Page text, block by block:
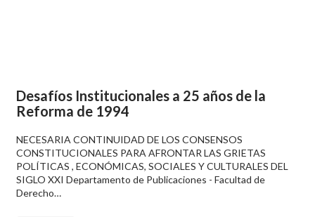
Desafíos Institucionales a 25 años de la
Reforma de 1994
NECESARIA CONTINUIDAD DE LOS CONSENSOS
CONSTITUCIONALES PARA AFRONTAR LAS GRIETAS
POLÍTICAS , ECONÓMICAS, SOCIALES Y CULTURALES DEL
SIGLO XXI Departamento de Publicaciones - Facultad de
Derecho…